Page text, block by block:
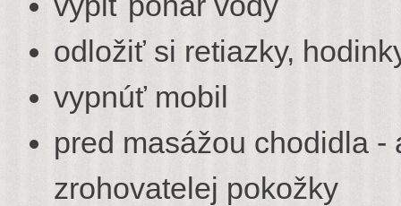
odložiť si retiazky,
vypnúť mobil
pred masážou chodidla
zrohovatelej pokožky